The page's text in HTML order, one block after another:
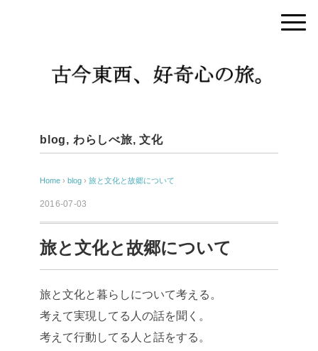
blog, わらしべ旅,文化
Home › blog › 旅と文化と故郷について
2016-07-03
旅と文化と故郷について
旅と文化と暮らしについて考える。
考えて実現してる人の話を聞く。
考えて行動してる人と話をする。